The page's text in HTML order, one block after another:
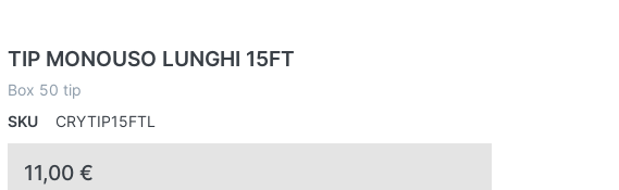
TIP MONOUSO LUNGHI 15FT
Box 50 tip
SKU
CRYTIP15FTL
11,00 €